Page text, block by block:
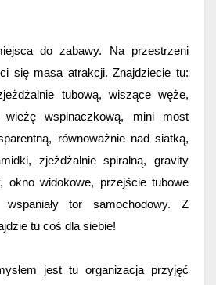
do zabawy. Na przestrzeni
się masa atrakcji. Znajdziecie tu:
tubową, wiszące węże,
wspinaczkową, mini most
równoważnie nad siatką,
zjeżdżalnie spiralną, gravity
okno widokowe, przejście tubowe
wspaniały tor samochodowy. Z
tu coś dla siebie!
jest tu organizacja przyjęć